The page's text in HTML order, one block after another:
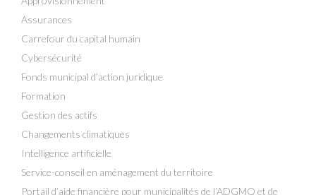
Assurances
Carrefour du capital humain
Cybersécurité
Fonds municipal d’action juridique
Formation
Gestion des actifs
Changements climatiques
Intelligence artificielle
Service-conseil en aménagement du territoire
Portail d’aide financière pour municipalités de l’ADGMQ et de